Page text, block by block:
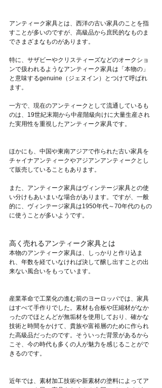
アンティーク家具とは、西洋の古い家具のことを指
すことが多いのですが、高級品から庶民的なものま
でさまざまなものがあります。
特に、サザビーやクリスティーズなどのオークショ
ンで扱われるようなアンティーク家具は「本物の」
と意味するgenuine（ジェヌイン）とつけて呼ばれ
ます。
一方で、現在のアンティークとして流通しているも
のは、19世紀末期から中産階級向けに大量生産され
た実用性を重視したアンティーク家具です。
ほかにも、中国や東南アジアで作られた古い家具を
チャイナアンティークやアジアンアンティークとし
て販売していることもあります。
また、アンティーク家具はヴィンテージ家具との使
い分けもあいまいな場合があります。ですが、一般
的に、ヴィンテージ家具は1950年代～70年代のもの
に使うことが多いようです。
高く売れるアンティーク家具とは
本物のアンティーク家具は、しっかりと作り込ま
れ、年数を経ていなければ決して醸し出すことの出
来ない風合いをもっています。
産業革命で工業化の進む前のヨーロッパでは、家具
はすべて手作りでした。素材も合板や圧縮材がなか
ったのでほとんどが無垢材を使用しており、確かな
技術と時間をかけて、貴族や富裕層のために作られ
た高級品だったのです。そういった背景があるから
こそ、今の時代も多くの人が魅力を感じることがで
きるのです。
近年では、素材加工技術や新素材の塗料によってア